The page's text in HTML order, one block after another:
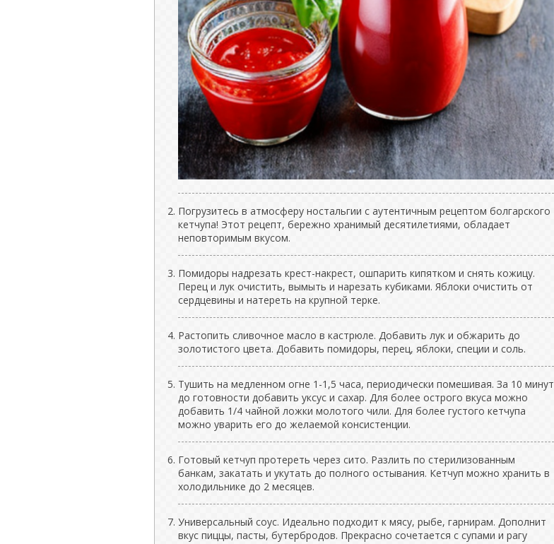
Погрузитесь в атмосферу ностальгии с аутентичным рецептом болгарского
кетчупа! Этот рецепт, бережно хранимый десятилетиями, обладает
неповторимым вкусом.
Помидоры надрезать крест-накрест, ошпарить кипятком и снять кожицу.
Перец и лук очистить, вымыть и нарезать кубиками. Яблоки очистить от
сердцевины и натереть на крупной терке.
Растопить сливочное масло в кастрюле. Добавить лук и обжарить до
золотистого цвета. Добавить помидоры, перец, яблоки, специи и соль.
Тушить на медленном огне 1-1,5 часа, периодически помешивая. За 10 минут
до готовности добавить уксус и сахар. Для более острого вкуса можно
добавить 1/4 чайной ложки молотого чили. Для более густого кетчупа
можно уварить его до желаемой консистенции.
Готовый кетчуп протереть через сито. Разлить по стерилизованным
банкам, закатать и укутать до полного остывания. Кетчуп можно хранить в
холодильнике до 2 месяцев.
Универсальный соус. Идеально подходит к мясу, рыбе, гарнирам. Дополнит
вкус пиццы, пасты, бутербродов. Прекрасно сочетается с супами и рагу